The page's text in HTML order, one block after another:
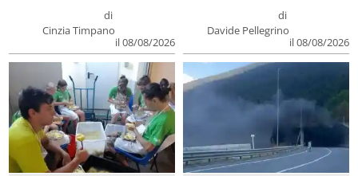
di
Cinzia Timpano
il 08/08/2026
di
Davide Pellegrino
il 08/08/2026